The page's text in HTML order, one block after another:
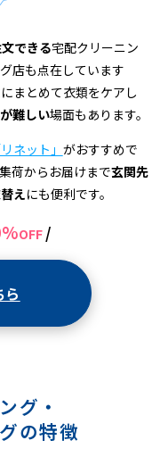
できる宅配クリーニン
店も点在しています
まとめて衣類をケアし
難しい場面もあります。
ネット」 がおすすめで
荷からお届けまで玄関先
えにも便利です。
OFF /
グ・
の特徴